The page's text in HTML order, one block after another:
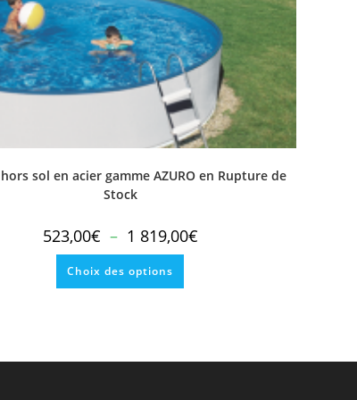
sol en acier gamme AZURO en Rupture de
Stock
523,00€ – 1 819,00€Plage
de
Choix des options
Ce
être